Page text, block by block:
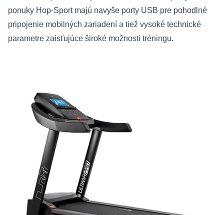
ponuky Hop-Sport majú navyše porty USB pre pohodlné
pripojenie mobilných zariadení a tiež vysoké technické
parametre zaisťujúce široké možnosti tréningu.